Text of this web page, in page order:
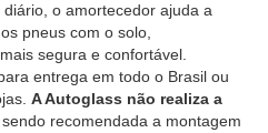
o amortecedor ajuda a
pneus com o solo,
segura e confortável.
entrega em todo o Brasil ou
A Autoglass não realiza a
, sendo recomendada a montagem